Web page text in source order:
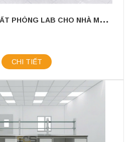
T
HIẾT KẾ NỘI THẤT PHÒNG LAB CHO NHÀ MÁY SẢN XUẤT SƠN CÔNG NGHIỆP
CHI TIẾT